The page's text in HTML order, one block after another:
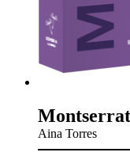
Aina Torres